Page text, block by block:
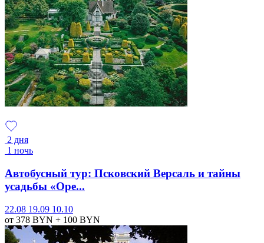
2 дня
1 ночь
Автобусный тур: Псковский Версаль и тайны
усадьбы «Оре...
22.08 19.09 10.10
от 378 BYN + 100 BYN